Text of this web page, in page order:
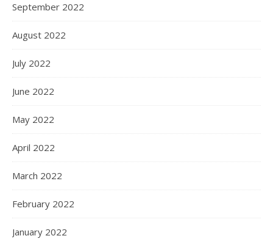
September 2022
August 2022
July 2022
June 2022
May 2022
April 2022
March 2022
February 2022
January 2022